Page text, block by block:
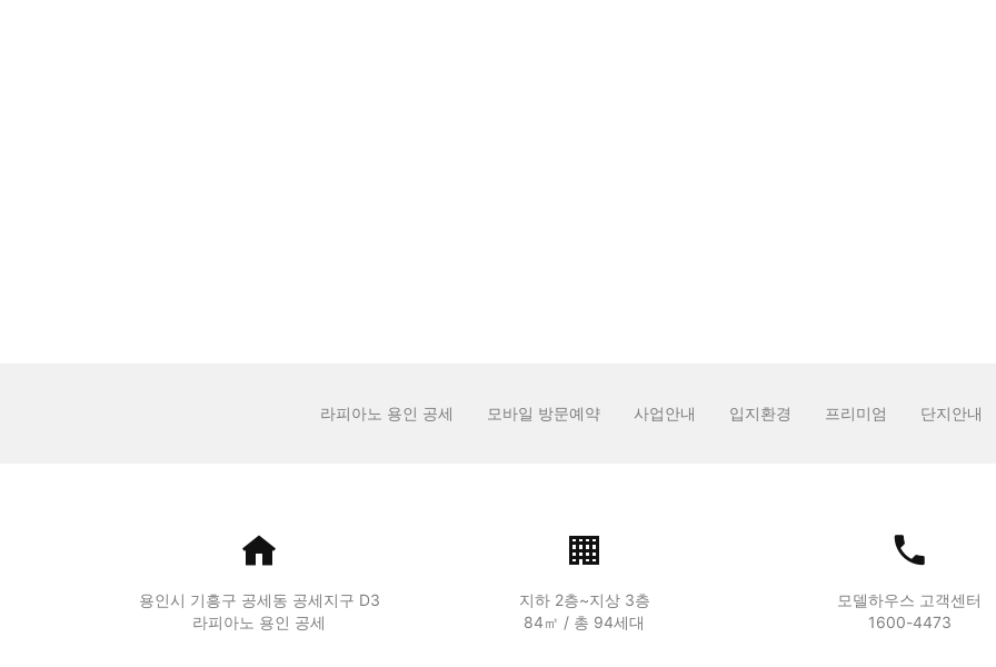
라피아노 용인 공세 모바일 방문예약 사업안내 입지환경 프리미엄 단지안내
용인시 기흥구 공세동 공세지구 D3
라피아노 용인 공세
지하 2층~지상 3층
84㎡ / 총 94세대
모델하우스 고객센터
1600-4473